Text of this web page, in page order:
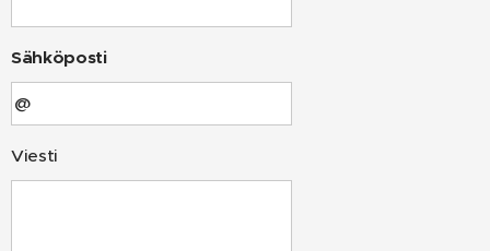
Sähköposti
Viesti